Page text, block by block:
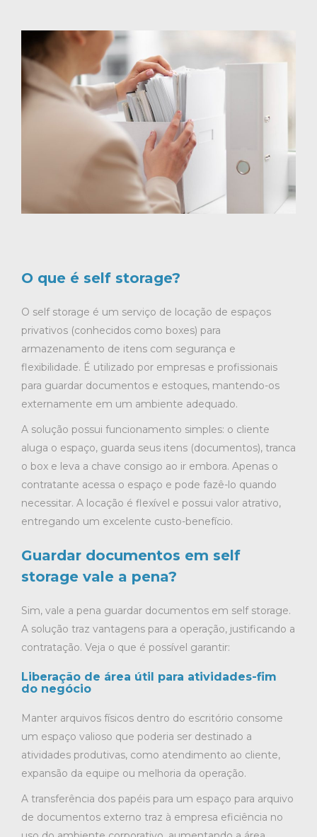
O que é self storage?
O self storage é um serviço de locação de espaços
privativos (conhecidos como boxes) para
armazenamento de itens com segurança e
flexibilidade. É utilizado por empresas e profissionais
para guardar documentos e estoques, mantendo-os
externamente em um ambiente adequado.
A solução possui funcionamento simples: o cliente
aluga o espaço, guarda seus itens (documentos), tranca
o box e leva a chave consigo ao ir embora. Apenas o
contratante acessa o espaço e pode fazê-lo quando
necessitar. A locação é flexível e possui valor atrativo,
entregando um excelente custo-benefício.
Guardar documentos em self
storage vale a pena?
Sim, vale a pena guardar documentos em self storage.
A solução traz vantagens para a operação, justificando a
contratação. Veja o que é possível garantir:
Liberação de área útil para atividades-fim
do negócio
Manter arquivos físicos dentro do escritório consome
um espaço valioso que poderia ser destinado a
atividades produtivas, como atendimento ao cliente,
expansão da equipe ou melhoria da operação.
A transferência dos papéis para um espaço para arquivo
de documentos externo traz à empresa eficiência no